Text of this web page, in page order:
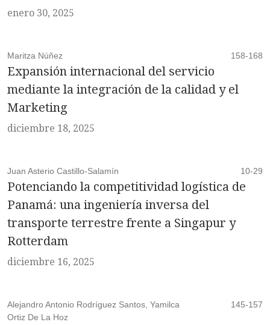
enero 30, 2025
Maritza Núñez 158-168
Expansión internacional del servicio
mediante la integración de la calidad y el
Marketing
diciembre 18, 2025
Juan Asterio Castillo-Salamín 10-29
Potenciando la competitividad logística de
Panamá: una ingeniería inversa del
transporte terrestre frente a Singapur y
Rotterdam
diciembre 16, 2025
Alejandro Antonio Rodríguez Santos, Yamilca
Ortiz De La Hoz
145-157